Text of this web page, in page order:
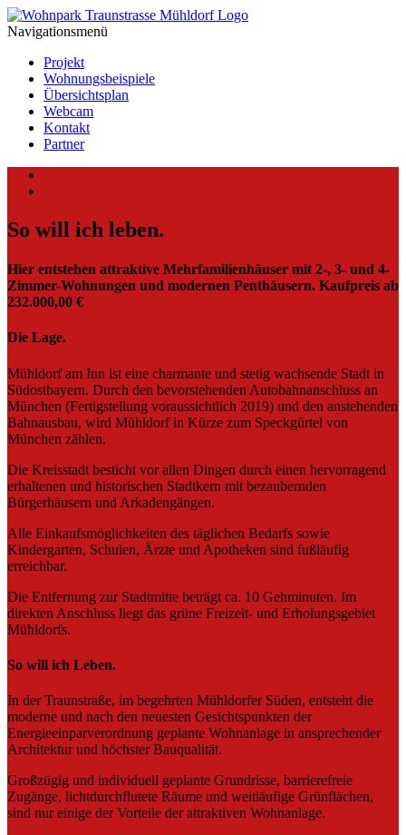
Navigationsmenü
Projekt
Wohnungsbeispiele
Übersichtsplan
Webcam
Kontakt
Partner
So will ich leben.
Hier entstehen attraktive Mehrfamilienhäuser mit 2-, 3- und 4-
Zimmer-Wohnungen und modernen Penthäusern. Kaufpreis ab
232.000,00 €
Die Lage.
Mühldorf am Inn ist eine charmante und stetig wachsende Stadt in
Südostbayern. Durch den bevorstehenden Autobahnanschluss an
München (Fertigstellung voraussichtlich 2019) und den anstehenden
Bahnausbau, wird Mühldorf in Kürze zum Speckgürtel von
München zählen.
Die Kreisstadt besticht vor allen Dingen durch einen hervorragend
erhaltenen und historischen Stadtkern mit bezaubernden
Bürgerhäusern und Arkadengängen.
Alle Einkaufsmöglichkeiten des täglichen Bedarfs sowie
Kindergarten, Schulen, Ärzte und Apotheken sind fußläufig
erreichbar.
Die Entfernung zur Stadtmitte beträgt ca. 10 Gehminuten. Im
direkten Anschluss liegt das grüne Freizeit- und Erholungsgebiet
Mühldorfs.
So will ich Leben.
In der Traunstraße, im begehrten Mühldorfer Süden, entsteht die
moderne und nach den neuesten Gesichtspunkten der
Energieeinparverordnung geplante Wohnanlage in ansprechender
Architektur und höchster Bauqualität.
Großzügig und individuell geplante Grundrisse, barrierefreie
Zugänge, lichtdurchflutete Räume und weitläufige Grünflächen,
sind nur einige der Vorteile der attraktiven Wohnanlage.